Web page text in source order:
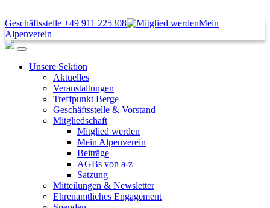
Geschäftsstelle +49 911 225308
Mein
Alpenverein
Unsere Sektion
Aktuelles
Veranstaltungen
Treffpunkt Berge
Geschäftsstelle & Vorstand
Mitgliedschaft
Mitglied werden
Mein Alpenverein
Beiträge
AGBs von a-z
Satzung
Mitteilungen & Newsletter
Ehrenamtliches Engagement